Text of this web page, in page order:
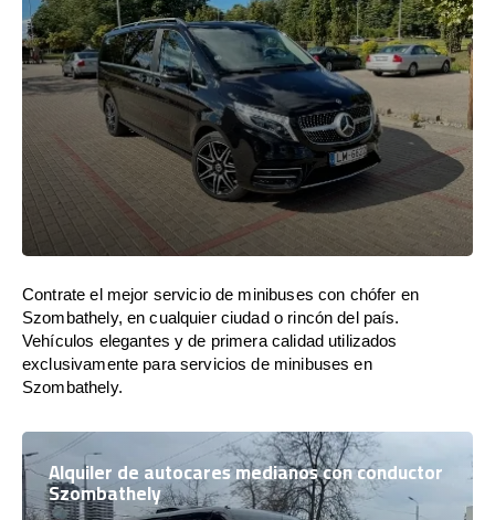
Contrate el mejor servicio de minibuses con chófer en
Szombathely, en cualquier ciudad o rincón del país.
Vehículos elegantes y de primera calidad utilizados
exclusivamente para servicios de minibuses en
Szombathely.
Alquiler de autocares medianos con conductor
Szombathely